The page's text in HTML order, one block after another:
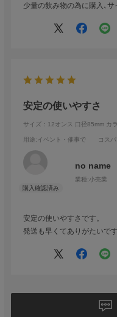
少量の飲み物の為に購入､サ
安定の使いやすさ
サイズ：12オンス 口径85mm カ
用途:イベント・催事で コスパ
no name
業種:小売業
安定の使いやすさです。
発送も早くてありがたいです